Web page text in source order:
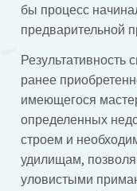
бы процесс
предварительной
Результативность
ранее
имеющегося
определенных
строем и
удилищам,
уловистыми